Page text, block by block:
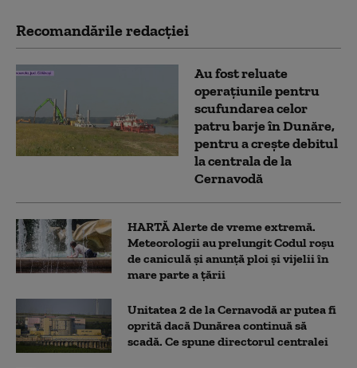
Recomandările redacţiei
Au fost reluate
operațiunile pentru
scufundarea celor
patru barje în Dunăre,
pentru a crește debitul
la centrala de la
Cernavodă
HARTĂ Alerte de vreme extremă.
Meteorologii au prelungit Codul roșu
de caniculă și anunță ploi și vijelii în
mare parte a țării
Unitatea 2 de la Cernavodă ar putea fi
oprită dacă Dunărea continuă să
scadă. Ce spune directorul centralei